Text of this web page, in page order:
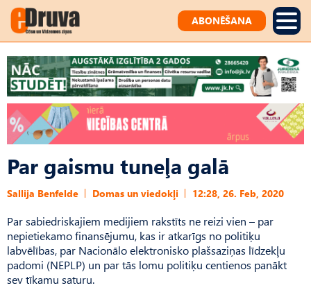
ABONĒŠANA
Par gaismu tuneļa galā
Sallija Benfelde Domas un viedokļi 12:28, 26. Feb, 2020
Par sabiedriskajiem medijiem rakstīts ne reizi vien – par
nepietiekamo finansējumu, kas ir atkarīgs no politiķu
labvēlības, par Nacionālo elektronisko plašsaziņas līdzekļu
padomi (NEPLP) un par tās lomu politiķu centienos panākt
sev tīkamu saturu.